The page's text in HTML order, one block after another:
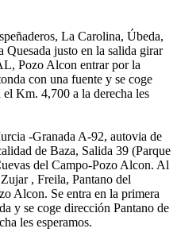
La Carolina, Úbeda,
Quesada justo en la salida girar
Pozo Alcon entrar por la
con una fuente y se coge
Km. 4,700 a la derecha les
-Granada A-92, autovia de
de Baza, Salida 39 (Parque
del Campo-Pozo Alcon. Al
, Freila, Pantano del
Alcon. Se entra en la primera
y se coge dirección Pantano de
les esperamos.